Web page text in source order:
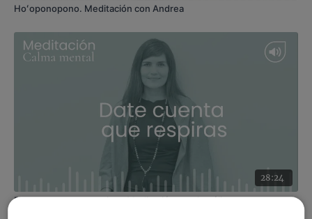
Hoʻoponopono. Meditación con Andrea
28:24
Date cuenta que respiras. Meditación con Angélica